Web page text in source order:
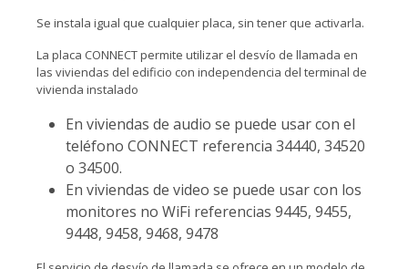
Se instala igual que cualquier placa, sin tener que activarla.
La placa CONNECT permite utilizar el desvío de llamada en
las viviendas del edificio con independencia del terminal de
vivienda instalado
En viviendas de audio se puede usar con el
teléfono CONNECT referencia 34440, 34520
o 34500.
En viviendas de video se puede usar con los
monitores no WiFi referencias 9445, 9455,
9448, 9458, 9468, 9478